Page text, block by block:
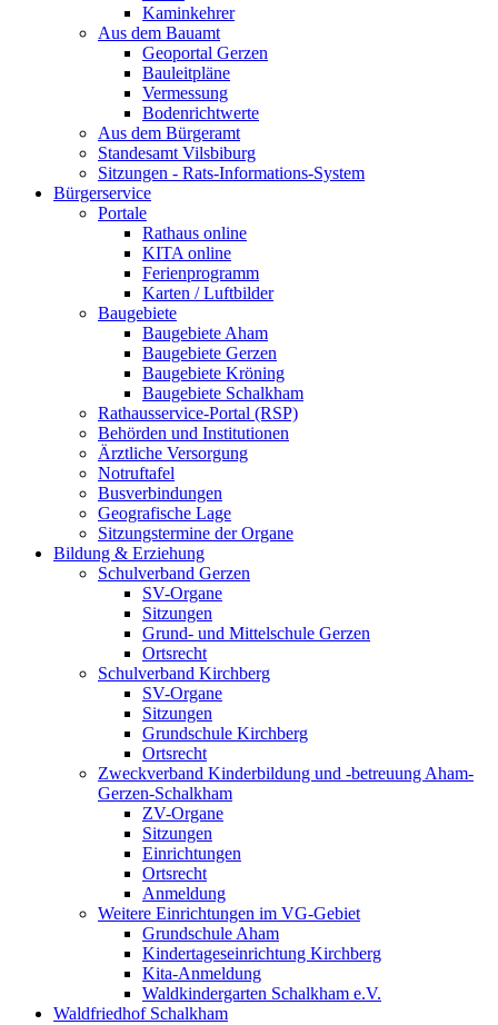
Kaminkehrer
Aus dem Bauamt
Geoportal Gerzen
Bauleitpläne
Vermessung
Bodenrichtwerte
Aus dem Bürgeramt
Standesamt Vilsbiburg
Sitzungen - Rats-Informations-System
Bürgerservice
Portale
Rathaus online
KITA online
Ferienprogramm
Karten / Luftbilder
Baugebiete
Baugebiete Aham
Baugebiete Gerzen
Baugebiete Kröning
Baugebiete Schalkham
Rathausservice-Portal (RSP)
Behörden und Institutionen
Ärztliche Versorgung
Notruftafel
Busverbindungen
Geografische Lage
Sitzungstermine der Organe
Bildung & Erziehung
Schulverband Gerzen
SV-Organe
Sitzungen
Grund- und Mittelschule Gerzen
Ortsrecht
Schulverband Kirchberg
SV-Organe
Sitzungen
Grundschule Kirchberg
Ortsrecht
Zweckverband Kinderbildung und -betreuung Aham-
Gerzen-Schalkham
ZV-Organe
Sitzungen
Einrichtungen
Ortsrecht
Anmeldung
Weitere Einrichtungen im VG-Gebiet
Grundschule Aham
Kindertageseinrichtung Kirchberg
Kita-Anmeldung
Waldkindergarten Schalkham e.V.
Waldfriedhof Schalkham